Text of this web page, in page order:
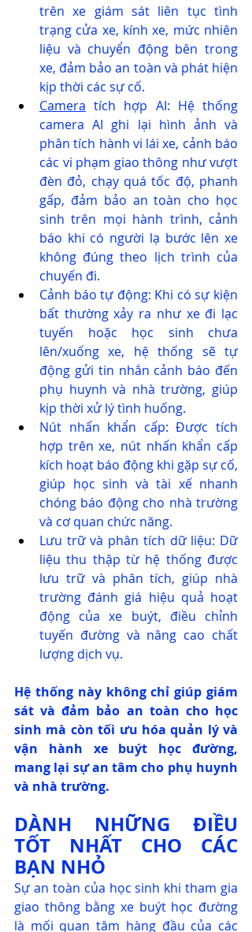
trên xe giám sát liên tục tình
trạng cửa xe, kính xe, mức nhiên
liệu và chuyển động bên trong
xe, đảm bảo an toàn và phát hiện
kịp thời các sự cố.
Camera tích hợp AI: Hệ thống
camera AI ghi lại hình ảnh và
phân tích hành vi lái xe, cảnh báo
các vi phạm giao thông như vượt
đèn đỏ, chạy quá tốc độ, phanh
gấp, đảm bảo an toàn cho học
sinh trên mọi hành trình, cảnh
báo khi có người lạ bước lên xe
không đúng theo lịch trình của
chuyến đi.
Cảnh báo tự động: Khi có sự kiện
bất thường xảy ra như xe đi lạc
tuyến hoặc học sinh chưa
lên/xuống xe, hệ thống sẽ tự
động gửi tin nhắn cảnh báo đến
phụ huynh và nhà trường, giúp
kịp thời xử lý tình huống.
Nút nhấn khẩn cấp: Được tích
hợp trên xe, nút nhấn khẩn cấp
kích hoạt báo động khi gặp sự cố,
giúp học sinh và tài xế nhanh
chóng báo động cho nhà trường
và cơ quan chức năng.
Lưu trữ và phân tích dữ liệu: Dữ
liệu thu thập từ hệ thống được
lưu trữ và phân tích, giúp nhà
trường đánh giá hiệu quả hoạt
động của xe buýt, điều chỉnh
tuyến đường và nâng cao chất
lượng dịch vụ.
Hệ thống này không chỉ giúp giám
sát và đảm bảo an toàn cho học
sinh mà còn tối ưu hóa quản lý và
vận hành xe buýt học đường,
mang lại sự an tâm cho phụ huynh
và nhà trường.
DÀNH NHỮNG ĐIỀU
TỐT NHẤT CHO CÁC
BẠN NHỎ
Sự an toàn của học sinh khi tham gia
giao thông bằng xe buýt học đường
là mối quan tâm hàng đầu của các